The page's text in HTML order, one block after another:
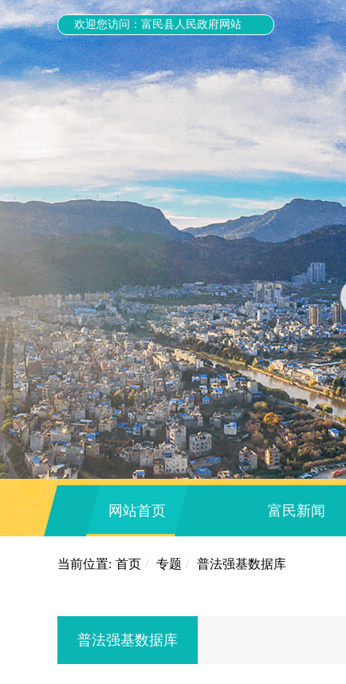
欢迎您访问：富民县人民政府网站
网站首页 富民新闻
当前位置: 首页 / 专题 / 普法强基数据库
普法强基数据库